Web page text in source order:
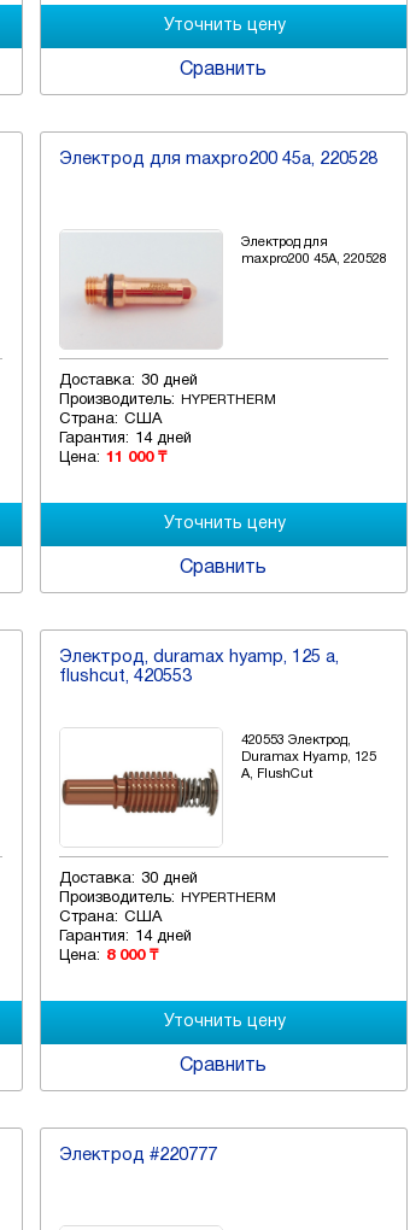
Сравнить
Электрод для maxpro200 45a, 220528
Электрод для
maxpro200 45A, 220528
Доставка: 30 дней
Производитель:
HYPERTHERM
Страна: США
Гарантия: 14 дней
Цена: 11 000 ₸
Сравнить
Электрод, duramax hyamp, 125 a,
flushcut, 420553
420553 Электрод,
Duramax Hyamp, 125
A, FlushCut
Доставка: 30 дней
Производитель:
HYPERTHERM
Страна: США
Гарантия: 14 дней
Цена: 8 000 ₸
Сравнить
Электрод #220777